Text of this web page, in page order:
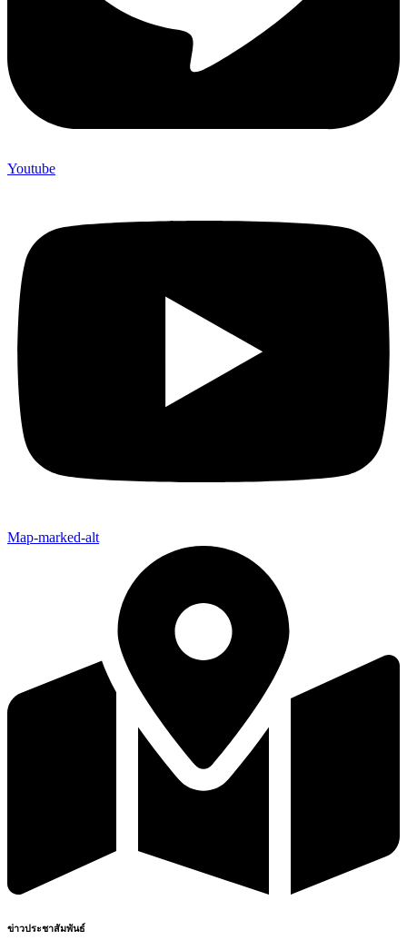
Youtube
Map-marked-alt
ข่าวประชาสัมพันธ์